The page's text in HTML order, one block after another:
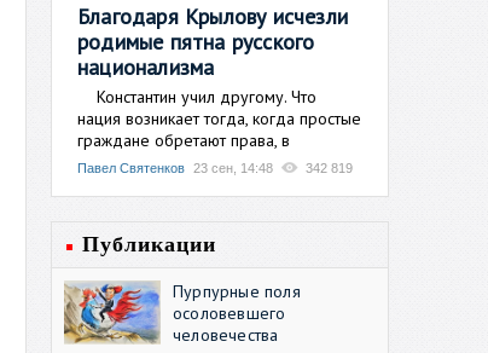
Благодаря Крылову исчезли
родимые пятна русского
национализма
Константин учил другому. Что
нация возникает тогда, когда простые
граждане обретают права, в
Павел Святенков 23 сен, 14:48 342 819
Публикации
Пурпурные поля
осоловевшего
человечества